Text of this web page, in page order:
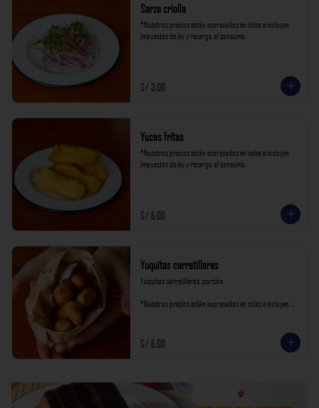
Sarza criolla
*Nuestros precios están expresados en soles e incluyen
impuestos de ley y recargo al consumo.
S/ 3.00
Yucas fritas
*Nuestros precios están expresados en soles e incluyen
impuestos de ley y recargo al consumo.
S/ 6.00
Yuquitas carretilleras
Yuquitas carretilleras, porción
*Nuestros precios están expresados en soles e incluyen
S/ 6.00